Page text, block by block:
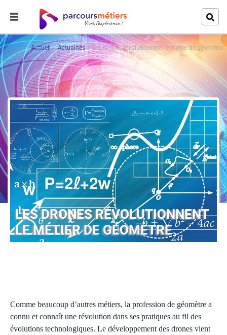
Accueil Actualités Les drones révolutionnent le métier de géomètre
LES DRONES RÉVOLUTIONNENT
LE MÉTIER DE GÉOMÈTRE
Comme beaucoup d’autres métiers, la profession de géomètre a
connu et connaît une révolution dans ses pratiques au fil des
évolutions technologiques. Le développement des drones vient